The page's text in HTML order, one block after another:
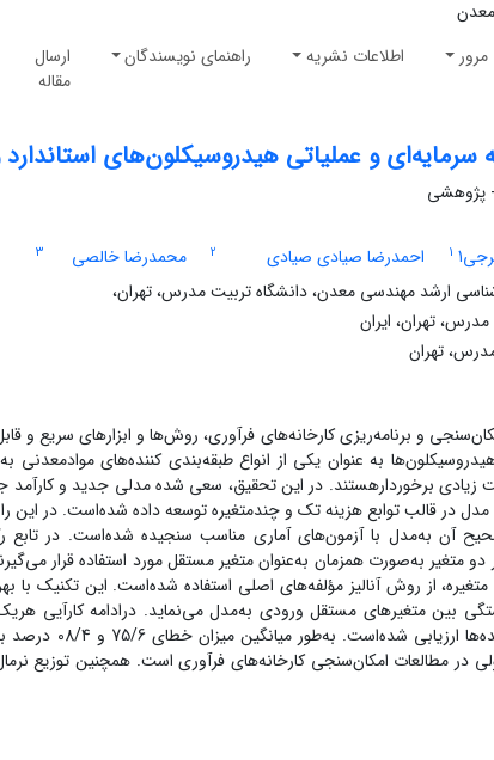
مرور اطلاعات نشریه راهنمای نویسندگان
ارسال
مقاله
سرمایه‌ای و عملیاتی هیدروسیکلون‌های
- پژوهشی
1 احمدرضا صیادی صیادی 2 محمدرضا خالصی
3
تهران، ایران
تهران
و برنامه‌ریزی کارخانه‌های فرآوری، روش‌ها و ابزارهای سریع و
به عنوان یکی از انواع طبقه‌بندی کننده‌های موادمعدنی
زیادی برخوردارهستند. در این تحقیق، سعی شده مدلی جدید و
مدل در قالب توابع هزینه تک و چندمتغیره توسعه داده شده‌است. در این
آن به‌مدل‌ با آزمون‌های آماری مناسب سنجیده شده‌است. در تابع
دو متغیر به‌صورت همزمان به‌عنوان متغیر مستقل مورد استفاده قرار
از روش آنالیز مؤلفه‌های اصلی استفاده شده‌است. این تکنیک با
بین متغیرهای مستقل ورودی به‌مدل می‌نماید. درادامه کارآیی هریک
بررسی
در مطالعات امکان‌سنجی کارخانه‌های فرآوری است. همچنین توزیع